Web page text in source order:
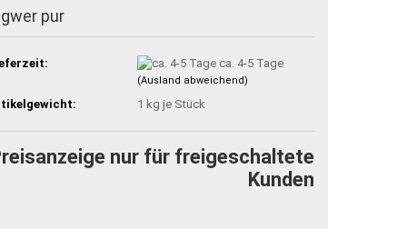
pur
ca. 4-5 Tage
(Ausland abweichend)
1 kg je Stück
nur für freigeschaltete
Kunden